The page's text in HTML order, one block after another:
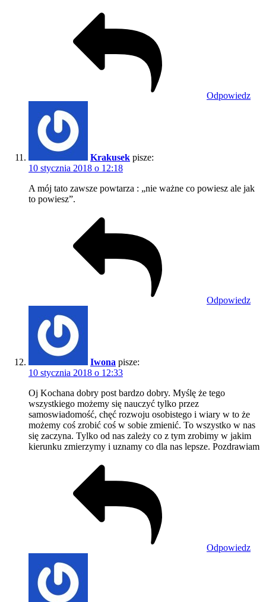
Odpowiedz
Krakusek pisze:
10 stycznia 2018 o 12:18
A mój tato zawsze powtarza : „nie ważne co powiesz ale jak
to powiesz”.
Odpowiedz
Iwona pisze:
10 stycznia 2018 o 12:33
Oj Kochana dobry post bardzo dobry. Myślę że tego
wszystkiego możemy się nauczyć tylko przez
samoswiadomość, chęć rozwoju osobistego i wiary w to że
możemy coś zrobić coś w sobie zmienić. To wszystko w nas
się zaczyna. Tylko od nas zależy co z tym zrobimy w jakim
kierunku zmierzymy i uznamy co dla nas lepsze. Pozdrawiam
Odpowiedz